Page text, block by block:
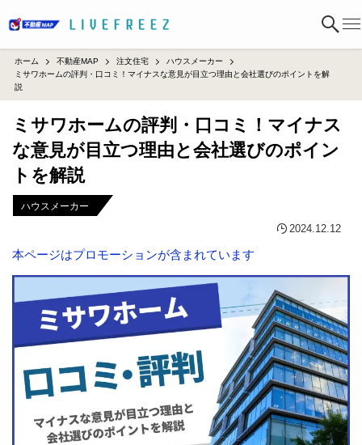
ホーム 不動産MAP 注文住宅
ハウスメーカー
ミサワホームの評判・口コミ！マイナスな意見が目立つ理由と会社選びのポイントを解
説
ミサワホームの評判・口コミ！マイナス
な意見が目立つ理由と会社選びのポイン
トを解説
ハウスメーカー
2024.12.12
本ページはプロモーションが含まれています